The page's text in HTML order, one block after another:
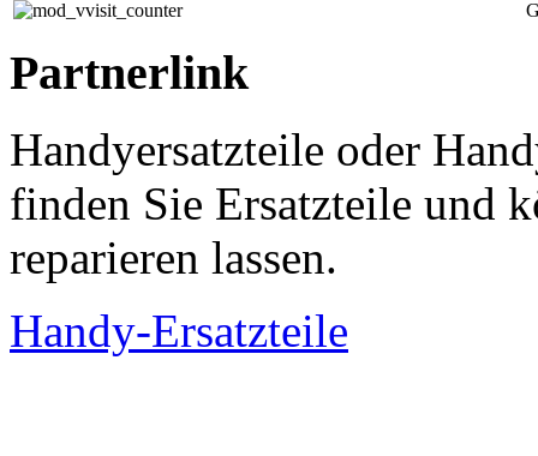
Partnerlink
Handyersatzteile oder
finden Sie Ersatzteile und
reparieren lassen.
Handy-Ersatzteile